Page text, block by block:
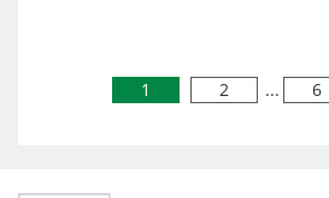
1 2 ... 6